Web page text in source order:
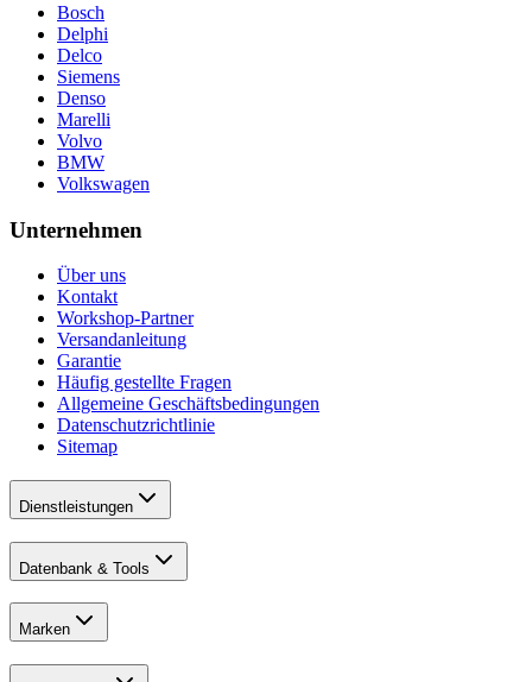
Bosch
Delphi
Delco
Siemens
Denso
Marelli
Volvo
BMW
Volkswagen
Unternehmen
Über uns
Kontakt
Workshop-Partner
Versandanleitung
Garantie
Häufig gestellte Fragen
Allgemeine Geschäftsbedingungen
Datenschutzrichtlinie
Sitemap
Dienstleistungen
Datenbank & Tools
Marken